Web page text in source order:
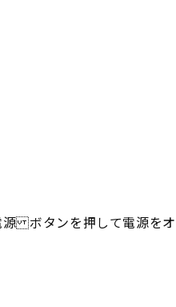
ボタンを押して電源をオ